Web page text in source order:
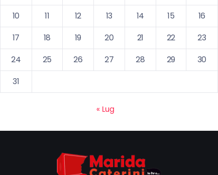
10
11 12 13 14 15
16
17
18 19 20 21 22
23
24
25 26 27 28 29
30
31
« Lug